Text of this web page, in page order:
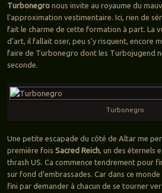
Turbonegronous invite au royaume du
l’approximation vestimentaire. Ici, rien de
fait le charme de cette formation à part. La
d’art, il fallait oser, peu s’y risquent, encore
faire de Turbonegro dont les Turbojugend
seconde.
Turbonegro
Une petite escapade du côté de Altar me
première fois Sacred Reich, un des éternels
thrash US. Ca commence tendrement pour
sur fond d’embrassades. Car dans ce
fini par demander à chacun de se tourner